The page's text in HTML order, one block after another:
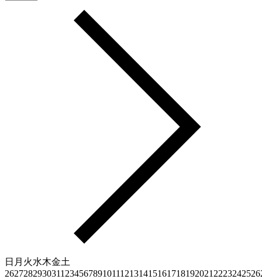
日 月 火水木金土
2627282930311 23456789101112131415161718192021 2223242526